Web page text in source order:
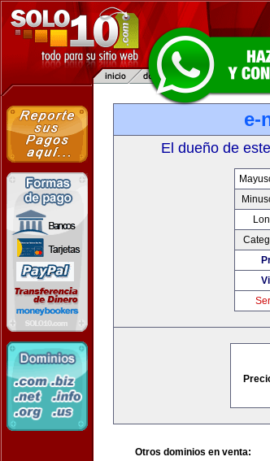
e-
El dueño de
Otros dominios en venta: